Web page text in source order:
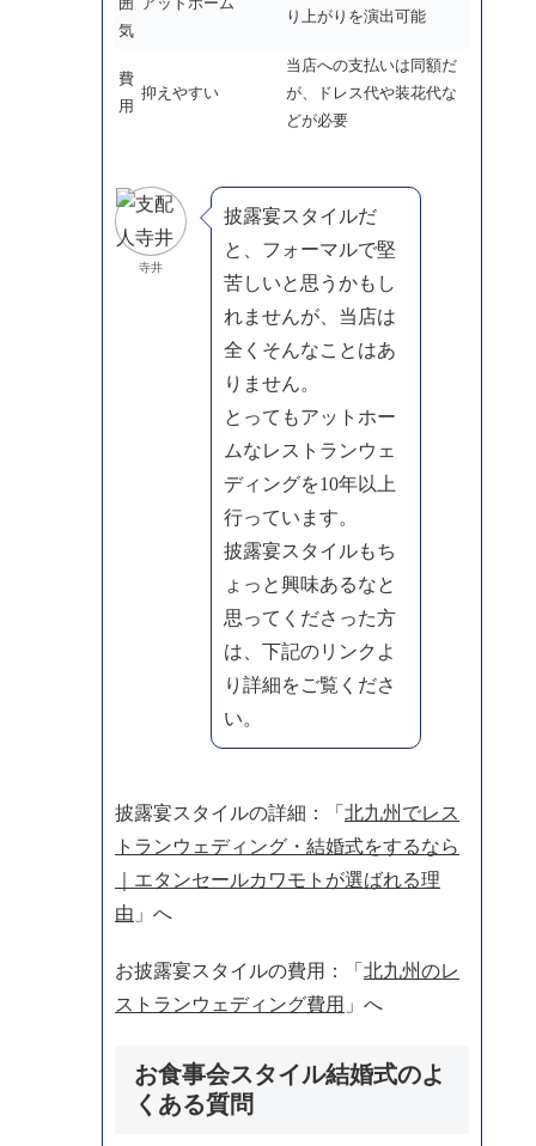
囲
気
アットホーム
り上がりを演出可能
費
用
抑えやすい
当店への支払いは同額だ
が、ドレス代や装花代な
どが必要
寺井
披露宴スタイルだ
と、フォーマルで堅
苦しいと思うかもし
れませんが、当店は
全くそんなことはあ
りません。
とってもアットホー
ムなレストランウェ
ディングを10年以上
行っています。
披露宴スタイルもち
ょっと興味あるなと
思ってくださった方
は、下記のリンクよ
り詳細をご覧くださ
い。
披露宴スタイルの詳細：「 北九州でレス
トランウェディング・結婚式をするなら
｜エタンセールカワモトが選ばれる理
由 」へ
お披露宴スタイルの費用：「 北九州のレ
ストランウェディング費用 」へ
お食事会スタイル結婚式のよ
くある質問